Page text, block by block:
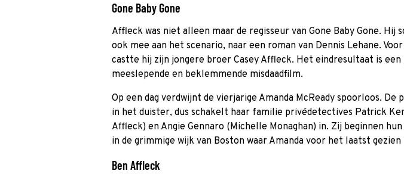
Gone Baby Gone
Affleck was niet alleen maar de regisseur van Gone Baby Gone. Hij
ook mee aan het scenario, naar een roman van Dennis Lehane.
castte hij zijn jongere broer Casey Affleck. Het eindresultaat is
meeslepende en beklemmende misdaadfilm.
Op een dag verdwijnt de vierjarige Amanda McReady spoorloos. De
in het duister, dus schakelt haar familie privédetectives Patrick
Affleck) en Angie Gennaro (Michelle Monaghan) in. Zij beginnen
in de grimmige wijk van Boston waar Amanda voor het laatst gezien
Ben Affleck